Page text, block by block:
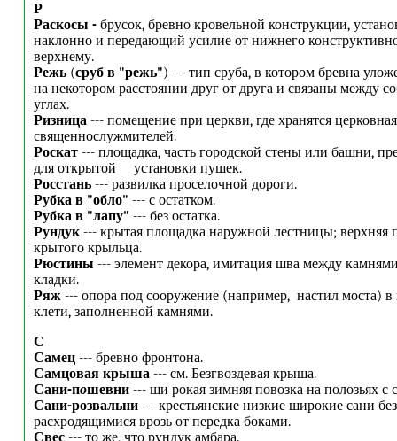
Р
Раскосы - брусок, бревно кровельной конструкции,
наклонно и передающий усилие от нижнего
верхнему.
Режь(сруб в "режь") --- тип сруба, в котором бревна
на некотором расстоянии друг от друга и связаны между
углах.
Ризница--- помещение при церкви, где хранятся
священнослужмителей.
Роскат--- площадка, часть городской стены или башни,
для открытой установки пушек.
Росстань--- развилка проселочной дороги.
Рубка в "обло" --- с остатком.
Рубка в "лапу" --- без остатка.
Рундук--- крытая площадка наружной лестницы; верхняя
крытого крыльца.
Рюстины --- элемент декора, имитация шва между
кладки.
Ряж--- опора под сооружение (например, настил моста) в
клети, заполненной камнями.
С
Самец --- бревно фронтона.
Самцовая крыша--- см. Безгвоздевая крыша.
Сани-пошевни--- ши рокая зимняя повозка на полозьях с
Сани-розвальни --- крестьянские низкие широкие сани
расхродящимися врозь от передка боками.
Свес--- то же, что рундук амбара.